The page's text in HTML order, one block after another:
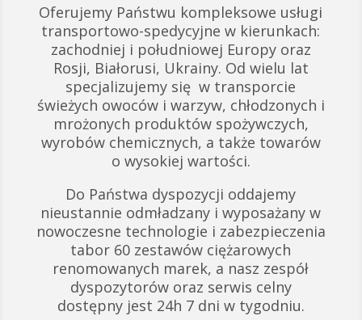
Oferujemy Państwu kompleksowe usługi
transportowo-spedycyjne w kierunkach:
zachodniej i południowej Europy oraz
Rosji, Białorusi, Ukrainy. Od wielu lat
specjalizujemy się w transporcie
świeżych owoców i warzyw, chłodzonych i
mrożonych produktów spożywczych,
wyrobów chemicznych, a także towarów
o wysokiej wartości.
Do Państwa dyspozycji oddajemy
nieustannie odmładzany i wyposażany w
nowoczesne technologie i zabezpieczenia
tabor 60 zestawów ciężarowych
renomowanych marek, a nasz zespół
dyspozytorów oraz serwis celny
dostępny jest 24h 7 dni w tygodniu.